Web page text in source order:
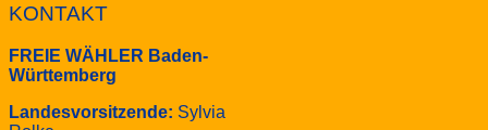
KONTAKT
FREIE WÄHLER Baden-
Württemberg
Landesvorsitzende: Sylvia